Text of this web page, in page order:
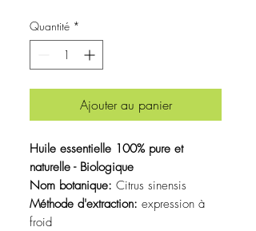
Quantité *
Ajouter au panier
Huile essentielle 100% pure et
naturelle - Biologique
Nom botanique: Citrus sinensis
Méthode d'extraction: expression à
froid